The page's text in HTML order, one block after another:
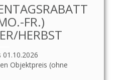
FR.)
HERBST
01.10.2026
Objektpreis (ohne